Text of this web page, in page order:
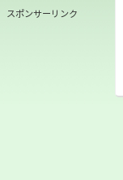
スポンサーリンク